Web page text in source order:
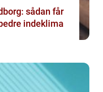
sådan får
indeklima